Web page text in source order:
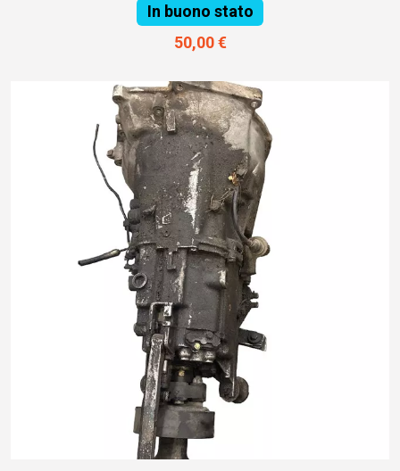
In buono stato
50,00 €